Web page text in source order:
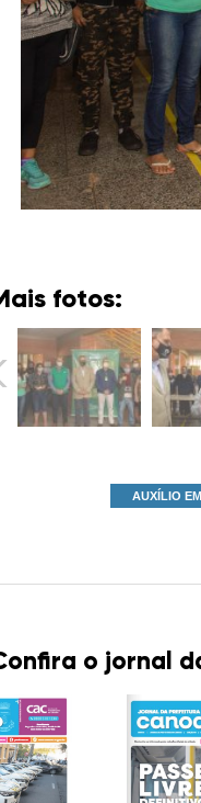
fotos:
AUXÍLIO
o jornal